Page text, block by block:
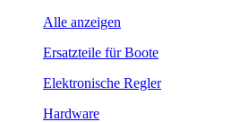
Alle anzeigen
Ersatzteile für Boote
Elektronische Regler
Hardware